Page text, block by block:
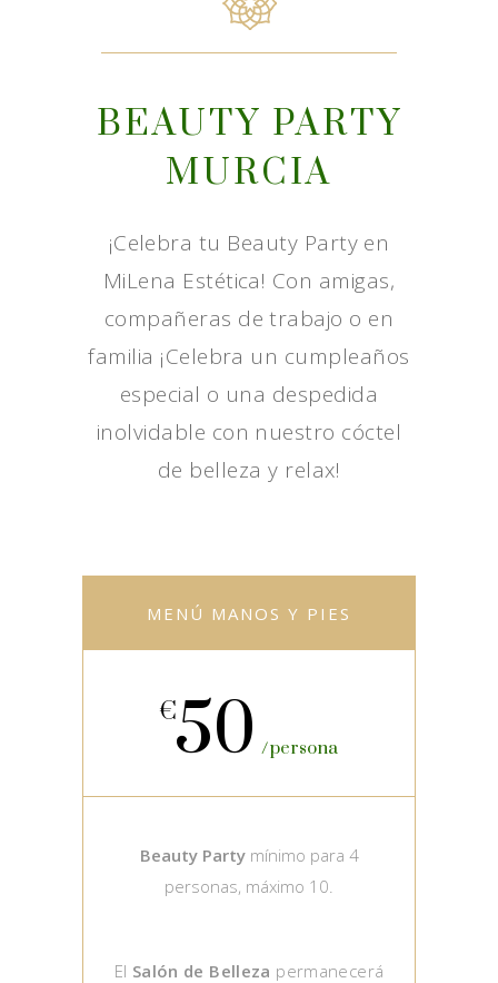
BEAUTY PARTY
MURCIA
¡Celebra tu Beauty Party en
MiLena Estética! Con amigas,
compañeras de trabajo o en
familia ¡Celebra un cumpleaños
especial o una despedida
inolvidable con nuestro cóctel
de belleza y relax!
MENÚ MANOS Y PIES
€50 persona
Beauty Partymínimo para 4
personas, máximo 10.
El Salón de Belleza permanecerá